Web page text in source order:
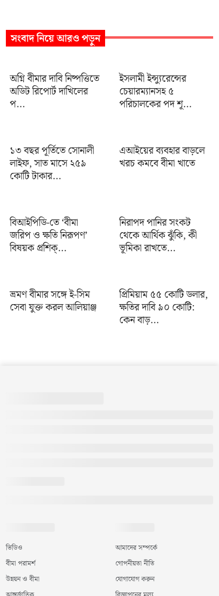
সংবাদনিয়ে আরও পড়ুন
অগ্নি বীমার দাবি নিষ্পত্তিতে
অডিট রিপোর্ট দাখিলের
প...
ইসলামী ইন্স্যুরেন্সের
চেয়ারম্যানসহ ৫
পরিচালকের পদ শূ...
১৩ বছর পূর্তিতে সোনালী
লাইফ, সাত মাসে ২৫৯
কোটি টাকার...
এআইয়ের ব্যবহার বাড়লে
খরচ কমবে বীমা খাতে
বিআইপিডি-তে ‘বীমা
জরিপ ও ক্ষতি নিরূপণ’
বিষয়ক প্রশিক্...
নিরাপদ পানির সংকট
থেকে আর্থিক ঝুঁকি, কী
ভূমিকা রাখতে...
ভ্রমণ বীমার সঙ্গে ই-সিম
সেবা যুক্ত করল আলিয়াঞ্জ
প্রিমিয়াম ৫৫ কোটি ডলার,
ক্ষতির দাবি ৯০ কোটি:
কেন বাড়...
ভিডিও
বীমা পরামর্শ
উন্নয়ন ও বীমা
আমাদের সম্পর্কে
গোপনীয়তা নীতি
যোগাযোগ করুন